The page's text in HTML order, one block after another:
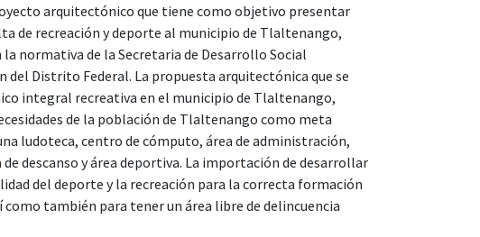
arquitectónico que tiene como objetivo presentar
de recreación y deporte al municipio de Tlaltenango,
normativa de la Secretaria de Desarrollo Social
del Distrito Federal. La propuesta arquitectónica que se
integral recreativa en el municipio de Tlaltenango,
de la población de Tlaltenango como meta
ludoteca, centro de cómputo, área de administración,
descanso y área deportiva. La importación de desarrollar
del deporte y la recreación para la correcta formación
también para tener un área libre de delincuencia